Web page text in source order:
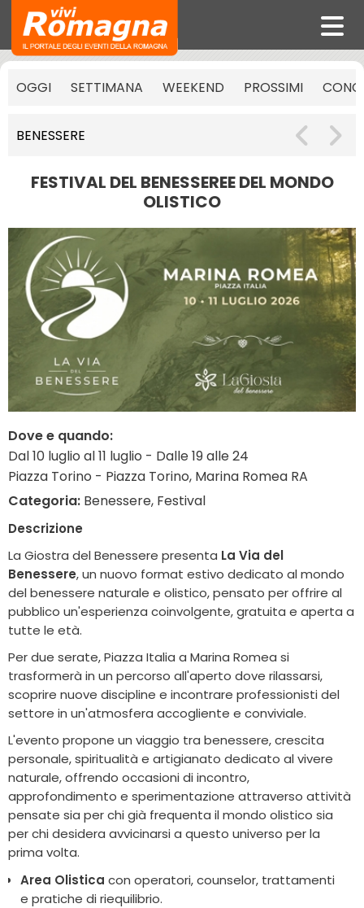
OGGI SETTIMANA WEEKEND PROSSIMI
BENESSERE
FESTIVAL DEL BENESSEREE DEL MONDO
OLISTICO
Dove e quando:
Dal 10 luglio al 11 luglio - Dalle 19 alle 24
Piazza Torino - Piazza Torino, Marina Romea RA
Categoria: Benessere, Festival
Descrizione
La Giostra del Benessere presenta La Via del
Benessere, un nuovo format estivo dedicato al mondo
del benessere naturale e olistico, pensato per offrire al
pubblico un'esperienza coinvolgente, gratuita e aperta a
tutte le età.
Per due serate, Piazza Italia a Marina Romea si
trasformerà in un percorso all'aperto dove rilassarsi,
scoprire nuove discipline e incontrare professionisti del
settore in un'atmosfera accogliente e conviviale.
L'evento propone un viaggio tra benessere, crescita
personale, spiritualità e artigianato dedicato al vivere
naturale, offrendo occasioni di incontro,
approfondimento e sperimentazione attraverso attività
pensate sia per chi già frequenta il mondo olistico sia
per chi desidera avvicinarsi a questo universo per la
prima volta.
Area Olistica con operatori, counselor, trattamenti
e pratiche di riequilibrio.